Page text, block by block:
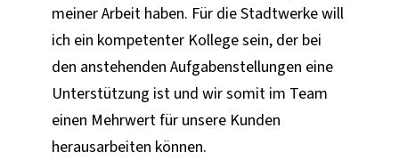
meiner Arbeit haben. Für die Stadtwerke will
ich ein kompetenter Kollege sein, der bei
den anstehenden Aufgabenstellungen eine
Unterstützung ist und wir somit im Team
einen Mehrwert für unsere Kunden
herausarbeiten können.